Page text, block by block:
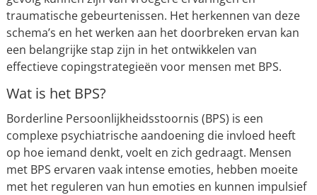
traumatische gebeurtenissen. Het herkennen van deze
schema’s en het werken aan het doorbreken ervan kan
een belangrijke stap zijn in het ontwikkelen van
effectieve copingstrategieën voor mensen met BPS.
Wat is het BPS?
Borderline Persoonlijkheidsstoornis (BPS) is een
complexe psychiatrische aandoening die invloed heeft
op hoe iemand denkt, voelt en zich gedraagt. Mensen
met BPS ervaren vaak intense emoties, hebben moeite
met het reguleren van hun emoties en kunnen impulsief